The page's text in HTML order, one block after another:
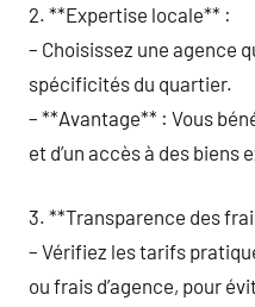
2. **Expertise locale** :
– Choisissez une agence
spécificités du quartier.
– **Avantage** : Vous
et d’un accès à des biens
3. **Transparence des
– Vérifiez les tarifs
ou frais d’agence, pour